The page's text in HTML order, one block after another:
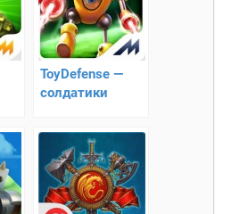
ToyDefense —
солдатики
десант